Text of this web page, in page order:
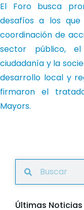
El Foro busca
desafíos a los
coordinación de
sector público,
ciudadanía y la
desarrollo local y
firmaron el
Mayors.
Últimas Noticias